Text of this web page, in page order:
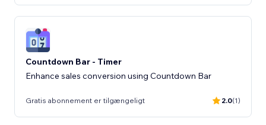
Countdown Bar - Timer
Enhance sales conversion using Countdown Bar
Gratis abonnement er tilgængeligt 2.0(1)